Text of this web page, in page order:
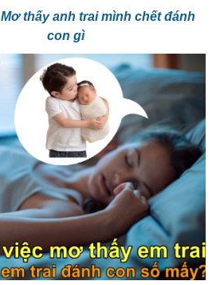
Mơ thấy anh trai mình chết đánh
con gì